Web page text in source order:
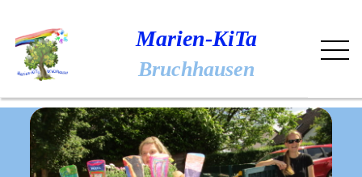
content
Marien-KiTa
Bruchhausen